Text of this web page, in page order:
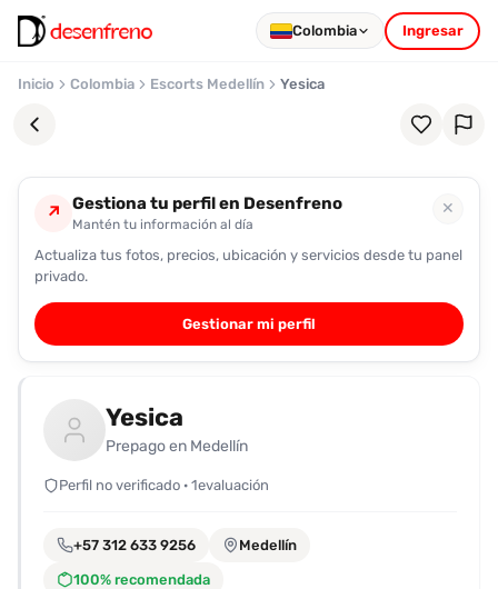
Colombia Ingresar
Inicio Colombia Escorts Medellín Yesica
Favoritos
Pronto
podrás
registrarte
guardar
favoritas
para
fácilmente.
↗ Gestiona tu perfil en Desenfreno
Mantén tu información al día
✕
Actualiza tus fotos, precios, ubicación y servicios desde tu panel
privado.
Gestionar mi perfil
Yesica
Prepago en Medellín
Perfil no verificado · 1evaluación
+57 312 633 9256 Medellín
100% recomendada